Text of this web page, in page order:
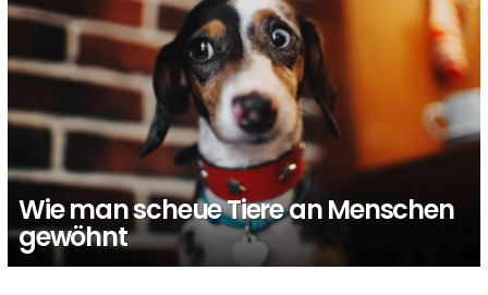
Wie man scheue Tiere an Menschen
gewöhnt